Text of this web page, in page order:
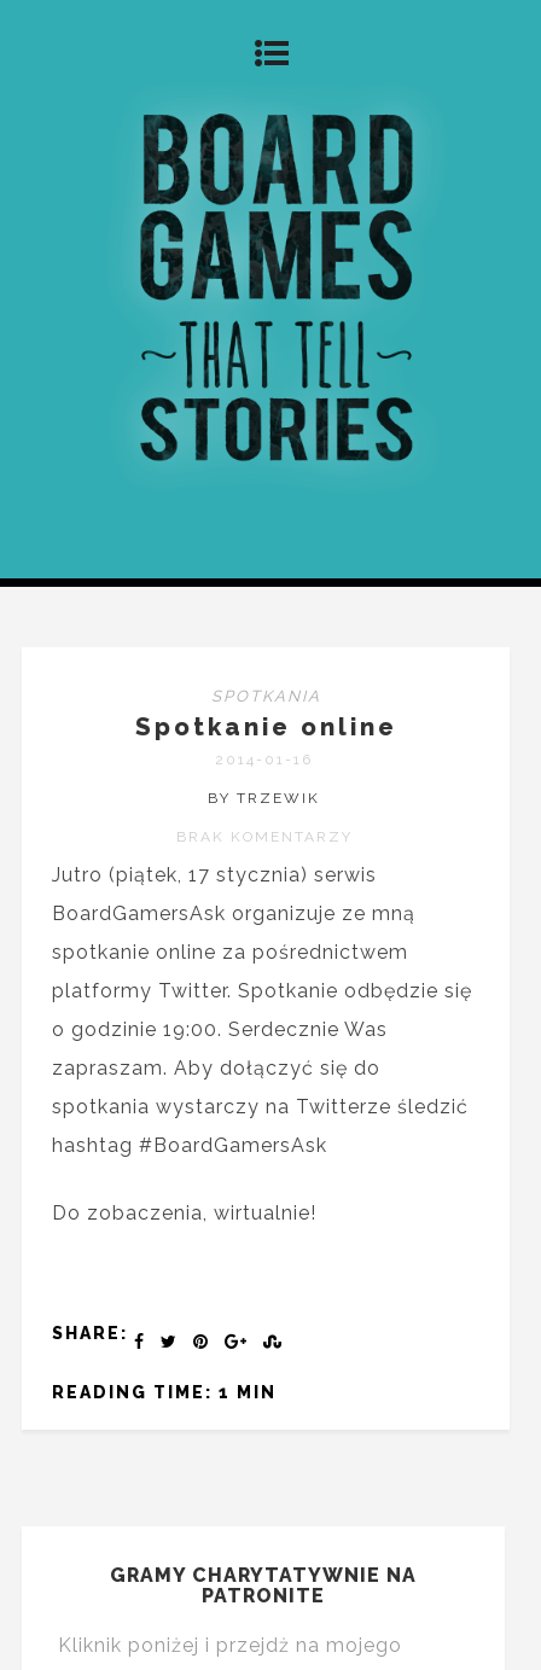
SPOTKANIA
Spotkanie online
2014-01-16
BY TRZEWIK
BRAK KOMENTARZY
Jutro (piątek, 17 stycznia) serwis
BoardGamersAsk organizuje ze mną
spotkanie online za pośrednictwem
platformy Twitter. Spotkanie odbędzie się
o godzinie 19:00. Serdecznie Was
zapraszam. Aby dołączyć się do
spotkania wystarczy na Twitterze śledzić
hashtag #BoardGamersAsk
Do zobaczenia, wirtualnie!
SHARE:
READING TIME: 1 MIN
GRAMY CHARYTATYWNIE NA
PATRONITE
Kliknik poniżej i przejdż na mojego